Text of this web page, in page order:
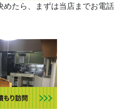
めたら、まずは当店までお電話